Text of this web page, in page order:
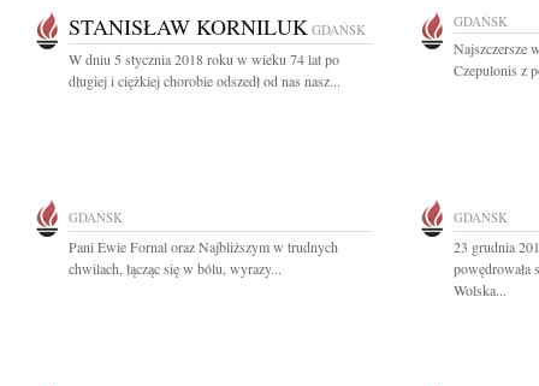
STANISŁAW KORNILUK GDAŃSK
W dniu 5 stycznia 2018 roku w wieku 74 lat po
długiej i ciężkiej chorobie odszedł od nas nasz...
GDAŃSK
Najszczersze
Czepulonis z
GDAŃSK
Pani Ewie Fornal oraz Najbliższym w trudnych
chwilach, łącząc się w bólu, wyrazy...
GDAŃSK
23 grudnia
powędrowała
Wolska...